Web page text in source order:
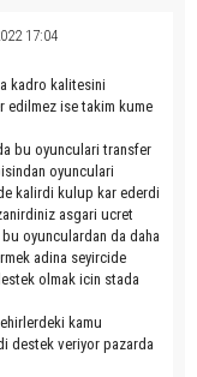
17:04
kadro kalitesini
edilmez ise takim kume
bu oyunculari transfer
oyunculari
kalirdi kulup kar ederdi
asgari ucret
oyunculardan da daha
adina seyircide
olmak icin stada
kamu
destek veriyor pazarda